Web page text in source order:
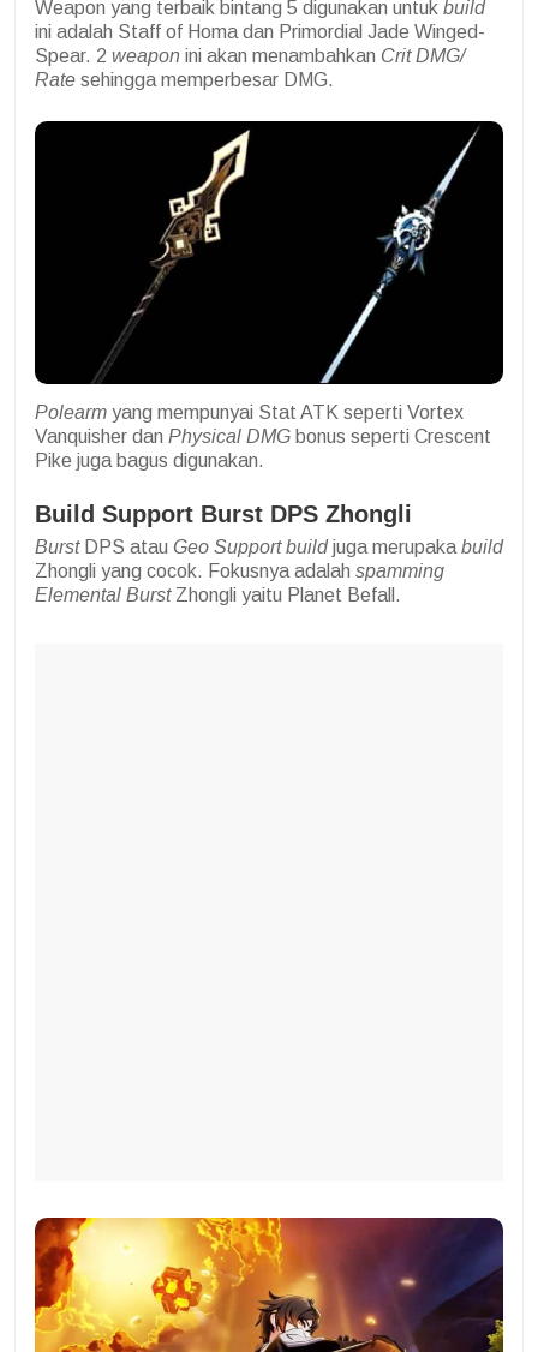
Weapon yang terbaik bintang 5 digunakan untuk build
ini adalah Staff of Homa dan Primordial Jade Winged-
Spear. 2 weapon ini akan menambahkan Crit DMG/
Rate sehingga memperbesar DMG.
Polearm yang mempunyai Stat ATK seperti Vortex
Vanquisher dan Physical DMG bonus seperti Crescent
Pike juga bagus digunakan.
Build Support Burst DPS Zhongli
BurstDPS atau Geo Support buildjuga merupaka build
Zhongli yang cocok. Fokusnya adalah spamming
Elemental Burst Zhongli yaitu Planet Befall.